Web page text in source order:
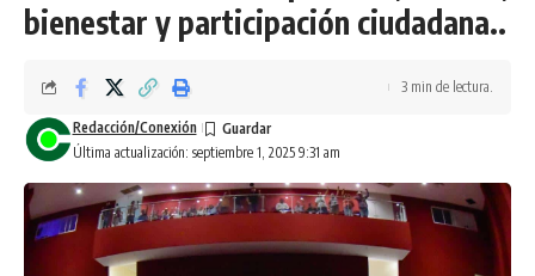
bienestar y participación ciudadana..
Última actualización: septiembre 1, 2025 9:31 am
Redacción/Conexión
3 min de lectura.